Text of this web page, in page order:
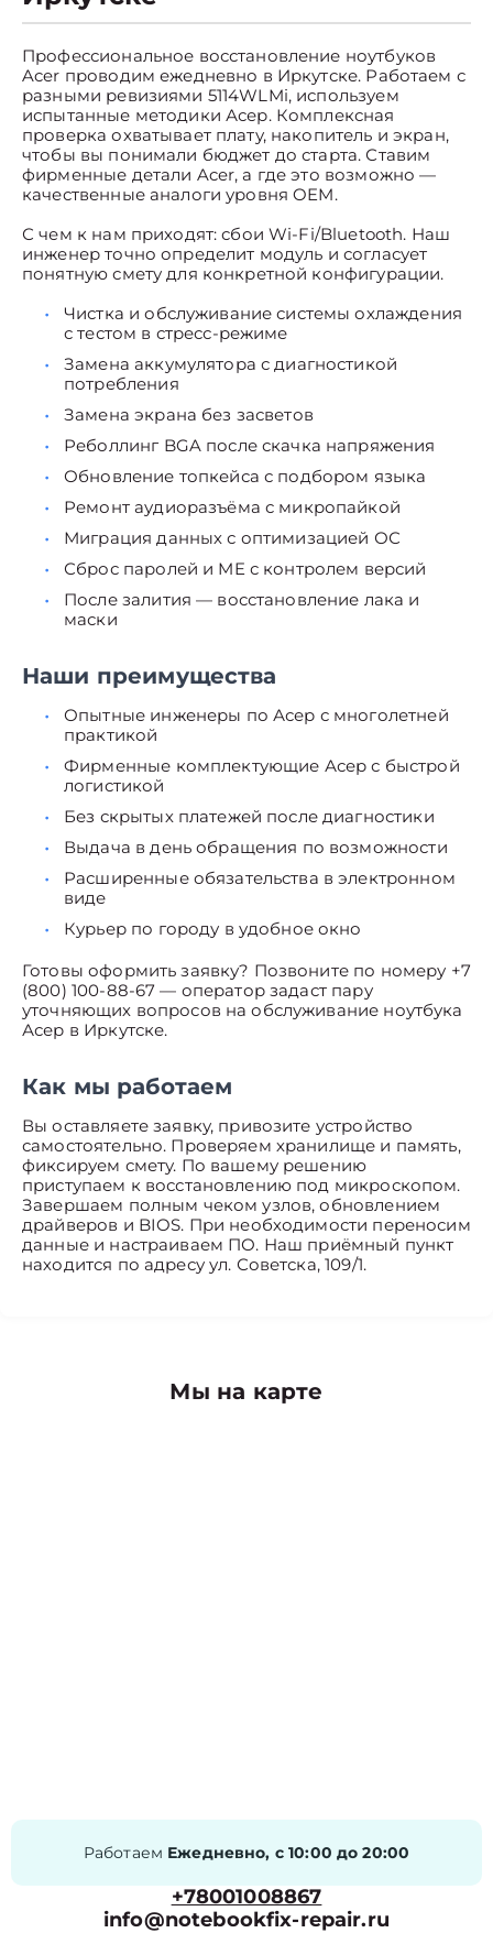
Профессиональное восстановление ноутбуков
Acer проводим ежедневно в Иркутске. Работаем с
разными ревизиями 5114WLMi, используем
испытанные методики Асер. Комплексная
проверка охватывает плату, накопитель и экран,
чтобы вы понимали бюджет до старта. Ставим
фирменные детали Acer, а где это возможно —
качественные аналоги уровня OEM.
С чем к нам приходят: сбои Wi-Fi/Bluetooth. Наш
инженер точно определит модуль и согласует
понятную смету для конкретной конфигурации.
Чистка и обслуживание системы охлаждения
с тестом в стресс-режиме
Замена аккумулятора с диагностикой
потребления
Замена экрана без засветов
Реболлинг BGA после скачка напряжения
Обновление топкейса с подбором языка
Ремонт аудиоразъёма с микропайкой
Миграция данных с оптимизацией ОС
Сброс паролей и ME с контролем версий
После залития — восстановление лака и
маски
Наши преимущества
Опытные инженеры по Асер с многолетней
практикой
Фирменные комплектующие Асер с быстрой
логистикой
Без скрытых платежей после диагностики
Выдача в день обращения по возможности
Расширенные обязательства в электронном
виде
Курьер по городу в удобное окно
Готовы оформить заявку? Позвоните по номеру +7
(800) 100-88-67 — оператор задаст пару
уточняющих вопросов на обслуживание ноутбука
Асер в Иркутске.
Как мы работаем
Вы оставляете заявку, привозите устройство
самостоятельно. Проверяем хранилище и память,
фиксируем смету. По вашему решению
приступаем к восстановлению под микроскопом.
Завершаем полным чеком узлов, обновлением
драйверов и BIOS. При необходимости переносим
данные и настраиваем ПО. Наш приёмный пункт
находится по адресу ул. Советска, 109/1.
Мы на карте
Работаем Ежедневно, с 10:00 до 20:00
+78001008867
info@notebookfix-repair.ru